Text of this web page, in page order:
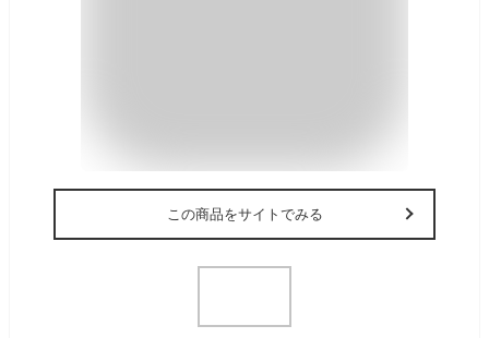
この商品をサイトでみる